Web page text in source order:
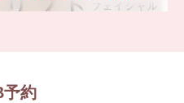
予約